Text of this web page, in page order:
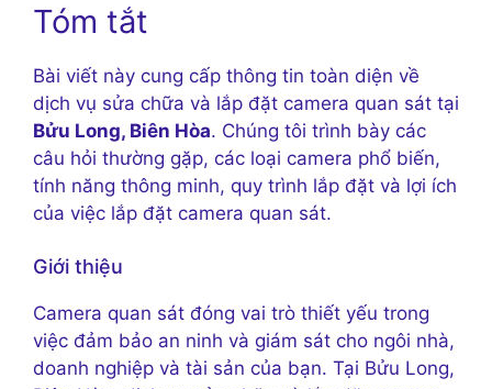
Tóm tắt
Bài viết này cung cấp thông tin toàn diện về
dịch vụ sửa chữa và lắp đặt camera quan sát tại
Bửu Long, Biên Hòa. Chúng tôi trình bày các
câu hỏi thường gặp, các loại camera phổ biến,
tính năng thông minh, quy trình lắp đặt và lợi ích
của việc lắp đặt camera quan sát.
Giới thiệu
Camera quan sát đóng vai trò thiết yếu trong
việc đảm bảo an ninh và giám sát cho ngôi nhà,
doanh nghiệp và tài sản của bạn. Tại Bửu Long,